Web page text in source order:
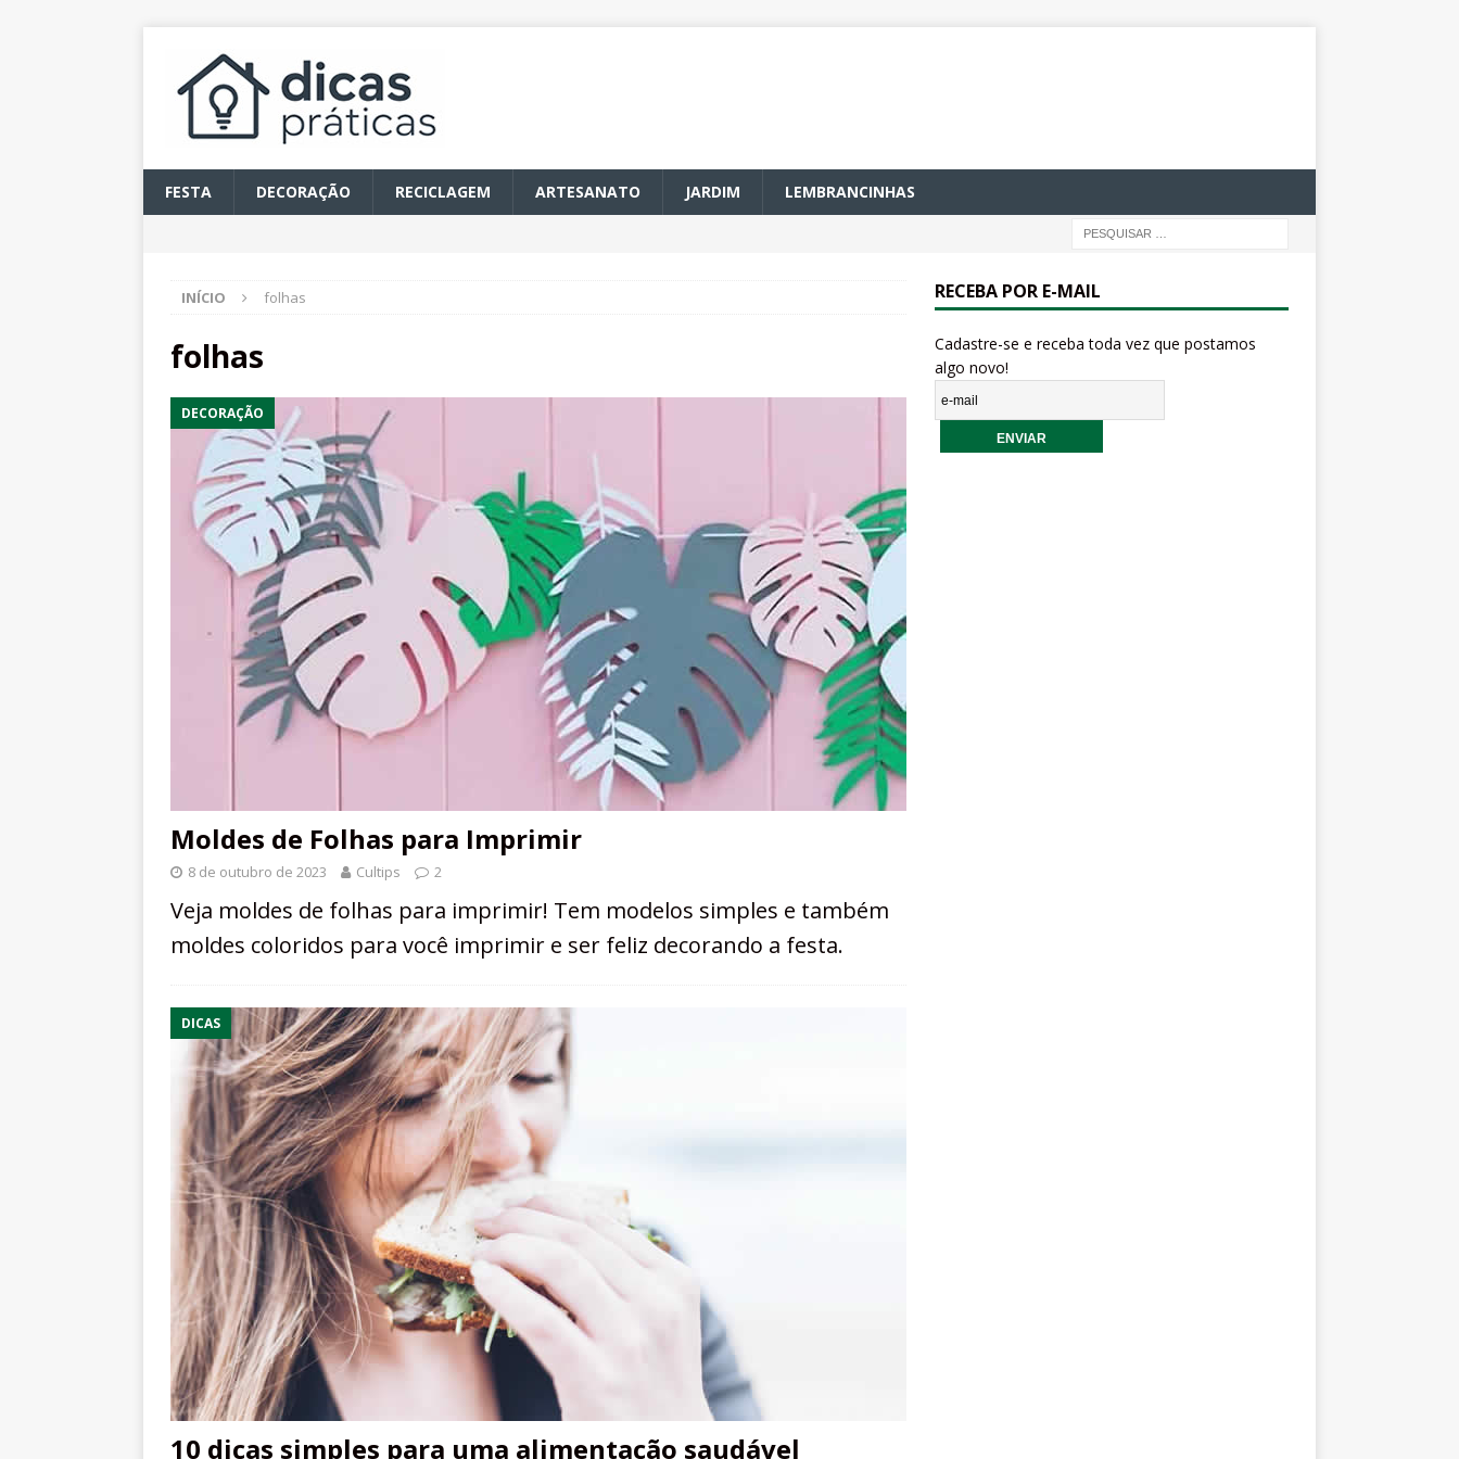
FESTA DECORAÇÃO RECICLAGEM ARTESANATO JARDIM LEMBRANCINHAS
INÍCIO folhas
folhas
DECORAÇÃO
Moldes de Folhas para Imprimir
8 de outubro de 2023 Cultips 2
Veja moldes de folhas para imprimir! Tem modelos simples e também
moldes coloridos para você imprimir e ser feliz decorando a festa.
DICAS
10 dicas simples para uma alimentação saudável
RECEBA POR E-MAIL
Cadastre-se e receba toda vez que postamos
algo novo!